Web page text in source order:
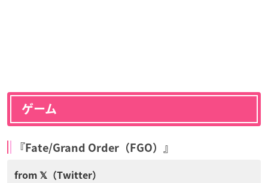
ゲーム
『Fate/Grand Order（FGO）』